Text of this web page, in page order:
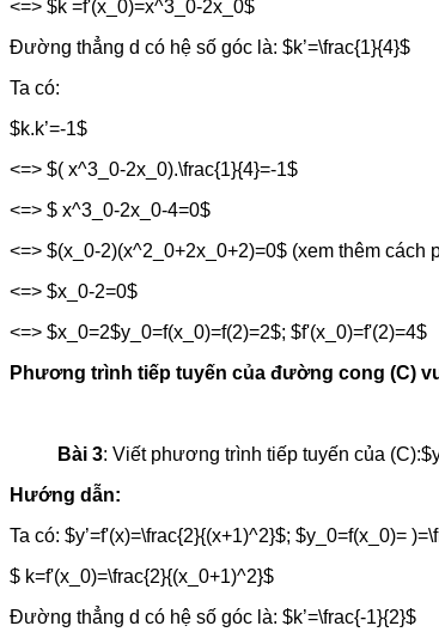
<=> $k =f'(x_0)=x^3_0-2x_0$
Đường thẳng d có hệ số góc là: $k’=\frac{1}{4}$
Ta có:
$k.k’=-1$
<=> $( x^3_0-2x_0).\frac{1}{4}=-1$
<=> $ x^3_0-2x_0-4=0$
<=> $(x_0-2)(x^2_0+2x_0+2)=0$ (xem thêm cách
<=> $x_0-2=0$
<=> $x_0=2$y_0=f(x_0)=f(2)=2$; $f'(x_0)=f'(2)=4$
Phương trình tiếp tuyến của đường cong (C)
Bài 3: Viết phương trình tiếp tuyến của
Hướng dẫn:
Ta có: $y’=f'(x)=\frac{2}{(x+1)^2}$; $y_0=f(x_0)=
$ k=f'(x_0)=\frac{2}{(x_0+1)^2}$
Đường thẳng d có hệ số góc là: $k’=\frac{-1}{2}$